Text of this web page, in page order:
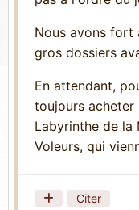
Nous avons fort
gros dossiers
En attendant,
toujours acheter
Labyrinthe de
Voleurs, qui
Citer